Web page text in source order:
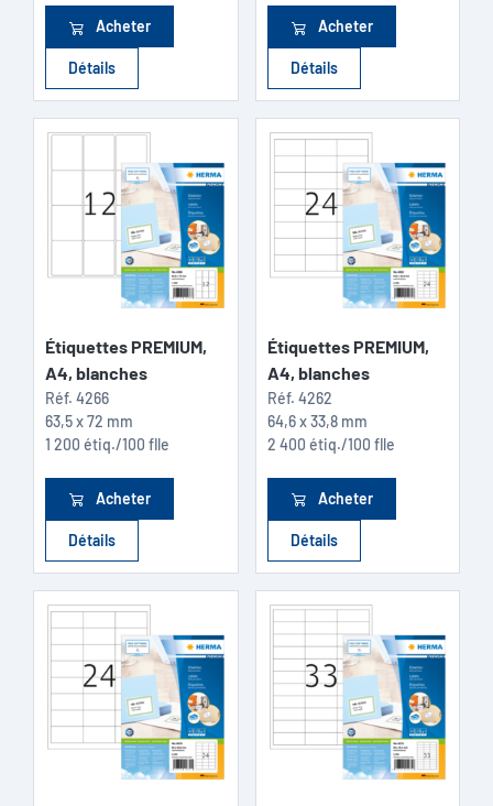
Acheter
Détails
Acheter
Détails
Étiquettes PREMIUM,
A4, blanches
Réf. 4266
63,5 x 72 mm
1 200 étiq./100 flle
Acheter
Détails
Étiquettes PREMIUM,
A4, blanches
Réf. 4262
64,6 x 33,8 mm
2 400 étiq./100 flle
Acheter
Détails